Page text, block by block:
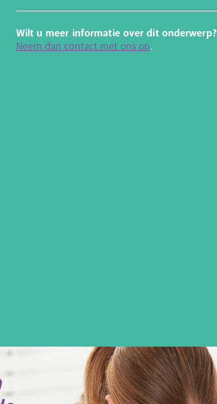
Wilt u meer informatie over dit onderwerp?
Neem dan contact met ons op.